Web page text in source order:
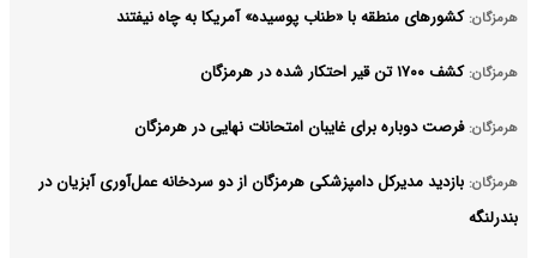
هرمزگان: کشورهای منطقه با «طناب پوسیده» آمریکا به چاه نیفتند
هرمزگان: کشف ۱۷۰۰ تن قیر احتکار شده در هرمزگان
هرمزگان: فرصت دوباره برای غایبان امتحانات نهایی در هرمزگان
هرمزگان: بازدید مدیرکل دامپزشکی هرمزگان از دو سردخانه عمل‌آوری آبزیان در
بندرلنگه